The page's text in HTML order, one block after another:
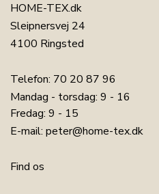
HOME-TEX.dk
Sleipnersvej 24
4100 Ringsted
Telefon: 70 20 87 96
Mandag - torsdag: 9 - 16
Fredag: 9 - 15
E-mail: peter@home-tex.dk
Find os